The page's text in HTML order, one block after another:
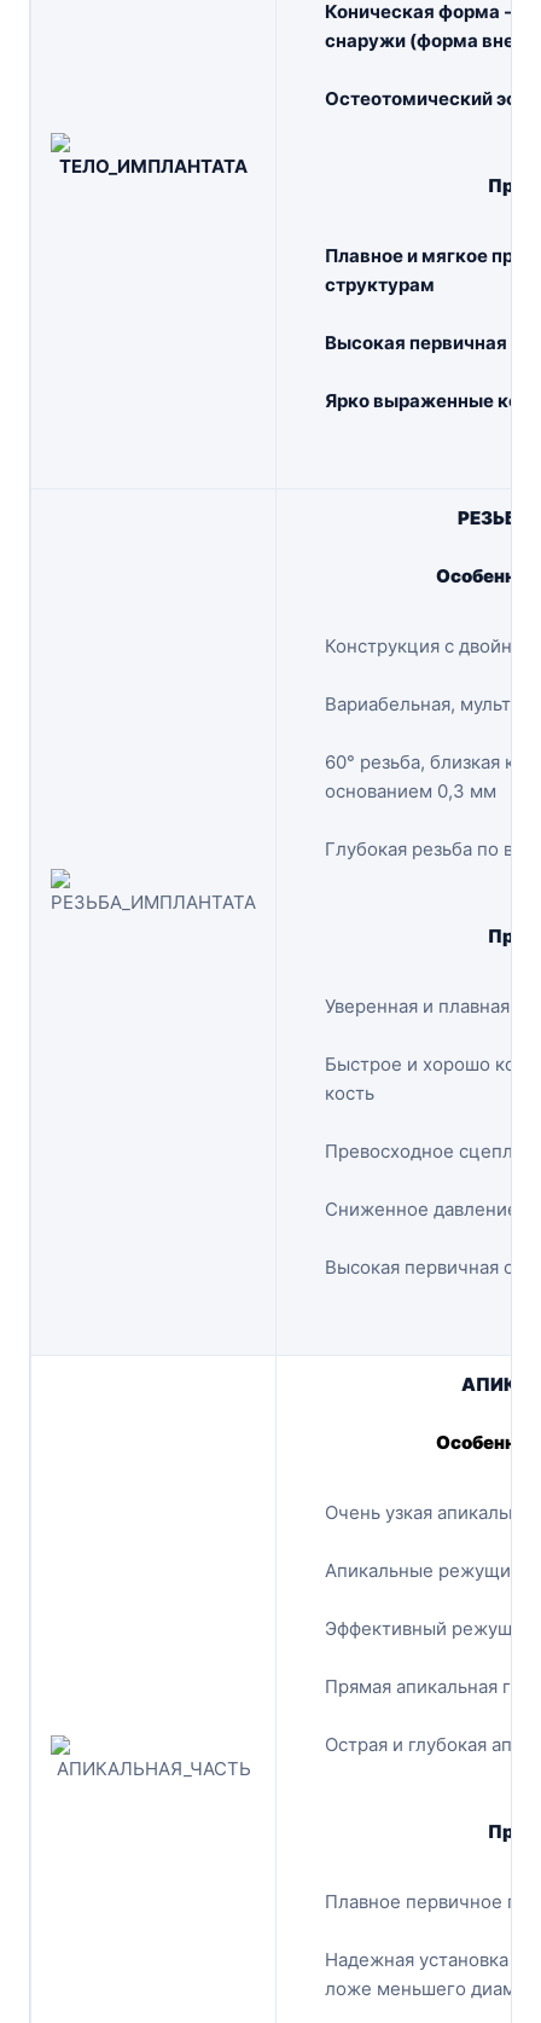
Коническая форма -
снаружи (форма
Остеотомический
Плавное и мягкое
структурам
Высокая первичная
Ярко выраженные
РЕЗЬБА
Конструкция с
Вариабельная,
60° резьба, близкая к
основанием 0,3 мм
Глубокая резьба по
Уверенная и плавная
Быстрое и хорошо
кость
Превосходное
Сниженное давление
Высокая первичная
Очень узкая
Апикальные режущие
Эффективный режущий
Прямая апикальная
Острая и глубокая
Плавное первичное
Надежная установка
ложе меньшего